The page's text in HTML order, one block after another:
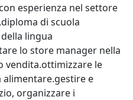
esperienza nel settore
di scuola
lingua
lo store manager nella
vendita.ottimizzare le
alimentare.gestire e
organizzare i